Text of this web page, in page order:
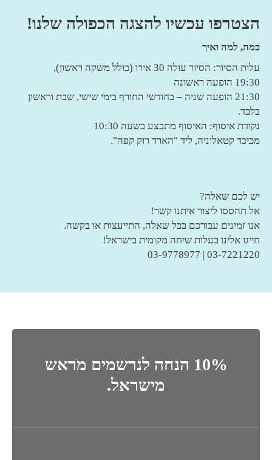
הצטרפו עכשיו להצגה הכפולה שלנו!
כמה, למה ואיך
עלות הסיור: הסיור עולה 30 אירו (כולל משקה ראשון),
19:30 הופעה ראשונה
21:30 הופעה שניה – בחודשי החורף בימי שישי, שבת וראשון
בלבד.
נקודת איסוף: האיסוף מתבצע בשעה 10:30
מכיכר קטאלוניה, ליד "הארד רוק קפה".
יש לכם שאלה?
אל תהססו ליצור איתנו קשר!
אנו זמינים עבורכם בכל שאלה, התייעצות או בקשה.
חייגו אלינו בעלות שיחה מקומית בישראל!
03-7221220 | 03-9778977
10% הנחה לנרשמים מראש
מישראל.